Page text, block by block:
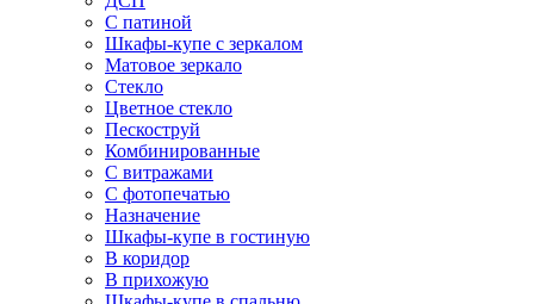
С патиной
Шкафы-купе с зеркалом
Матовое зеркало
Стекло
Цветное стекло
Пескоструй
Комбинированные
С витражами
С фотопечатью
Назначение
Шкафы-купе в гостиную
В коридор
В прихожую